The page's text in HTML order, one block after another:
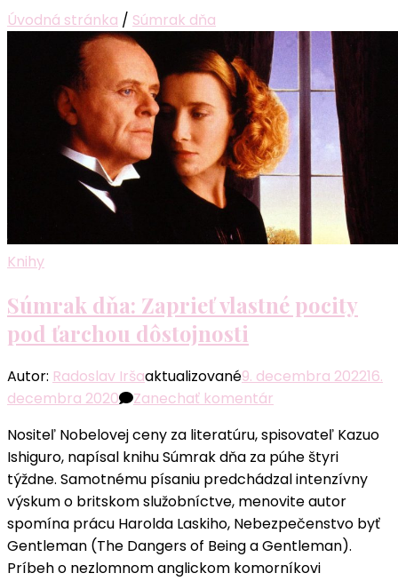
Úvodná stránka / Súmrak dňa
Knihy
Súmrak dňa: Zaprieť vlastné pocity
pod ťarchou dôstojnosti
Autor: Radoslav Iršaaktualizované9. decembra 202216.
decembra 2020
Zanechať komentár
Súmrak
dňa:
Zaprieť
vlastné
pocity
pod
ťarchou
Nositeľ Nobelovej ceny za literatúru, spisovateľ Kazuo
Ishiguro, napísal knihu Súmrak dňa za púhe štyri
týždne. Samotnému písaniu predchádzal intenzívny
výskum o britskom služobníctve, menovite autor
spomína prácu Harolda Laskiho, Nebezpečenstvo byť
Gentleman (The Dangers of Being a Gentleman).
Príbeh o nezlomnom anglickom komorníkovi